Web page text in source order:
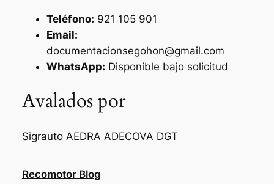
Teléfono: 921 105 901
Email:
documentacionsegohon@gmail.com
WhatsApp: Disponible bajo solicitud
Avalados por
Sigrauto AEDRA ADECOVA DGT
Recomotor Blog